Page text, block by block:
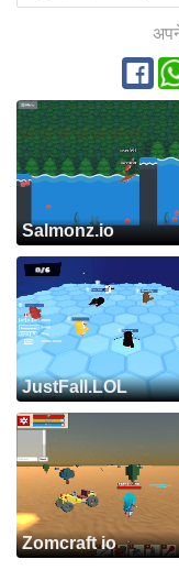
Salmonz.io
JustFall.LOL
Zomcraft io